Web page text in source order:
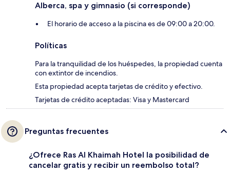
Alberca, spa y gimnasio (si corresponde)
El horario de acceso a la piscina es de 09:00 a 20:00.
Políticas
Para la tranquilidad de los huéspedes, la propiedad cuenta
con extintor de incendios.
Esta propiedad acepta tarjetas de crédito y efectivo.
Tarjetas de crédito aceptadas: Visa y Mastercard
Preguntas frecuentes
¿Ofrece Ras Al Khaimah Hotel la posibilidad de
cancelar gratis y recibir un reembolso total?